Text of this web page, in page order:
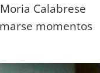
Calabrese
momentos